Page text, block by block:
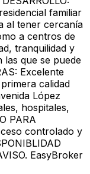
familiar
al tener cercanía
a centros de
tranquilidad y
las que se puede
Excelente
calidad
López
hospitales,
PARA
controlado y
EasyBroker